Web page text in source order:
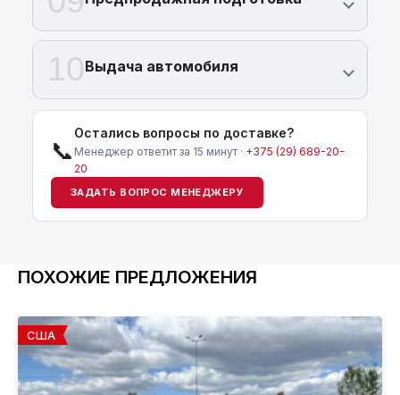
10Выдача автомобиля
📞
Остались вопросы по доставке?
Менеджер ответит за 15 минут · +375 (29) 689-20-
20
ЗАДАТЬ ВОПРОС МЕНЕДЖЕРУ
ПОХОЖИЕ ПРЕДЛОЖЕНИЯ
США